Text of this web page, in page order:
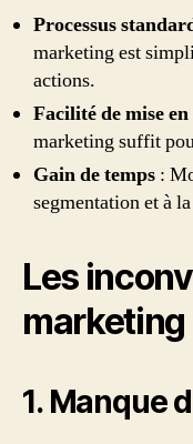
Processus
marketing est
actions.
Facilité de mise
marketing suffit
Gain de temps :
segmentation et à
Les
1. Manque